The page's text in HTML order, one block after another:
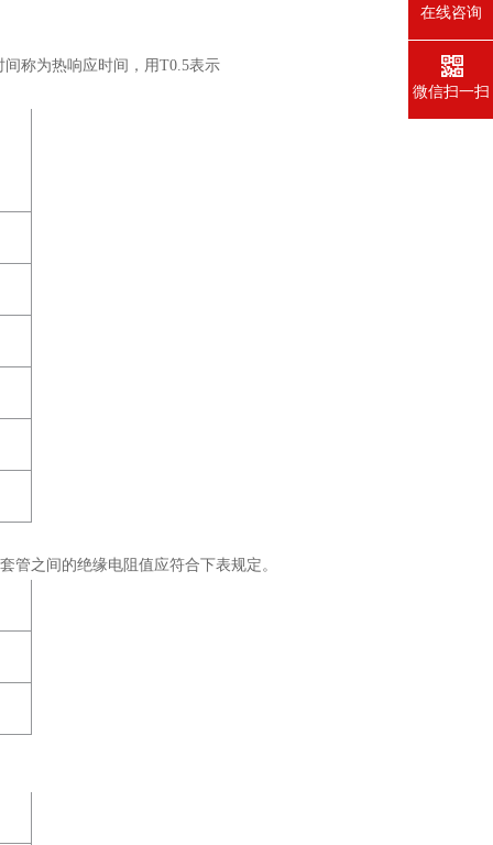
称为热响应时间，用T0.5表示
管之间的绝缘电阻值应符合下表规定。
在线咨询
微信扫一扫